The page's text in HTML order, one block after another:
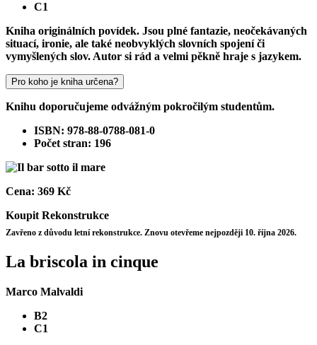
C1
Kniha originálních povídek. Jsou plné fantazie, neočekávaných
situací, ironie, ale také neobvyklých slovních spojení či
vymyšlených slov. Autor si rád a velmi pěkně hraje s jazykem.
Pro koho je kniha určena?
Knihu doporučujeme odvážným pokročilým studentům.
ISBN: 978-88-0788-081-0
Počet stran: 196
Cena: 369 Kč
Koupit Rekonstrukce
Zavřeno z důvodu letní rekonstrukce. Znovu otevřeme nejpozději 10. října 2026.
La briscola in cinque
Marco Malvaldi
B2
C1